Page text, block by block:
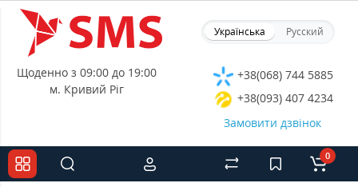
Українська Русский
Щоденно з 09:00 до 19:00
м. Кривий Ріг
+38(068) 744 5885
+38(093) 407 4234
Замовити дзвінок
0